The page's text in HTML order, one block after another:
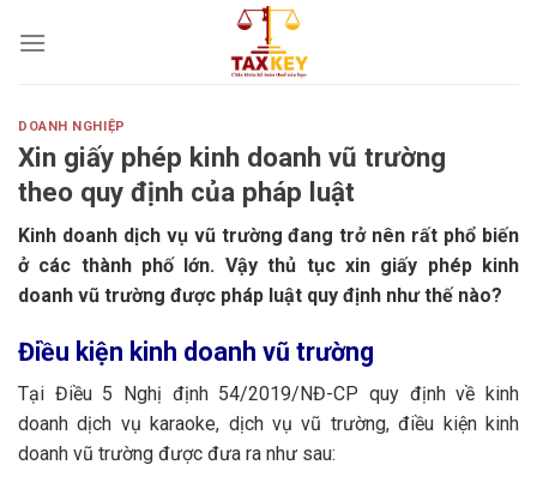
DOANH NGHIỆP
Xin giấy phép kinh doanh vũ trường
theo quy định của pháp luật
Kinh doanh dịch vụ vũ trường đang trở nên rất phổ biến
ở các thành phố lớn. Vậy thủ tục xin giấy phép kinh
doanh vũ trường được pháp luật quy định như thế nào?
Điều kiện kinh doanh vũ trường
Tại Điều 5 Nghị định 54/2019/NĐ-CP quy định về kinh
doanh dịch vụ karaoke, dịch vụ vũ trường, điều kiện kinh
doanh vũ trường được đưa ra như sau: